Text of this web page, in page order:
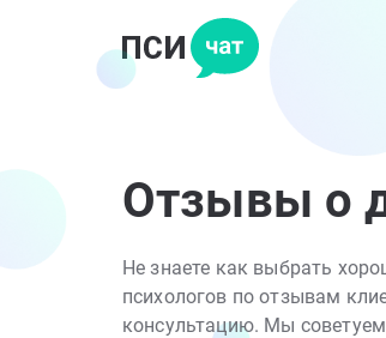
Отзывы о
Не знаете как выбрать
психологов по отзывам
консультацию. Мы